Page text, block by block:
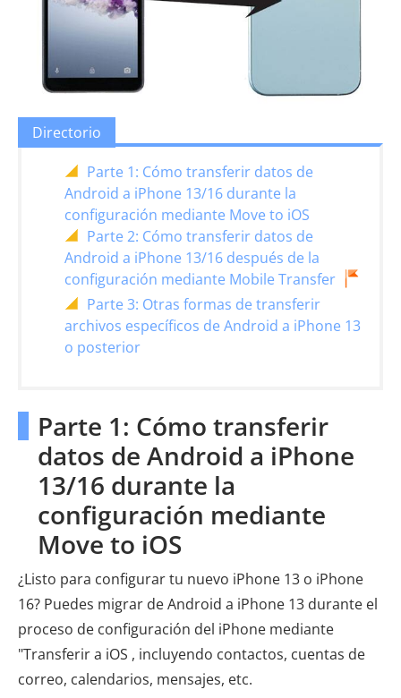
Directorio
Parte 1: Cómo transferir datos de
Android a iPhone 13/16 durante la
configuración mediante Move to iOS
Parte 2: Cómo transferir datos de
Android a iPhone 13/16 después de la
configuración mediante Mobile Transfer
Parte 3: Otras formas de transferir
archivos específicos de Android a iPhone 13
o posterior
Parte 1: Cómo transferir
datos de Android a iPhone
13/16 durante la
configuración mediante
Move to iOS
¿Listo para configurar tu nuevo iPhone 13 o iPhone
16? Puedes migrar de Android a iPhone 13 durante el
proceso de configuración del iPhone mediante
"Transferir a iOS , incluyendo contactos, cuentas de
correo, calendarios, mensajes, etc.